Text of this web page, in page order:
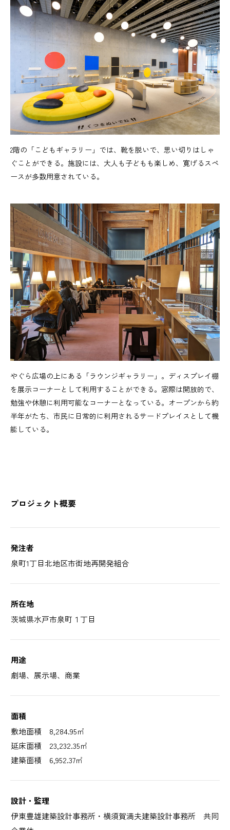
2階の「こどもギャラリー」では、靴を脱いで、思い切りはしゃ
ぐことができる。施設には、大人も子どもも楽しめ、寛げるスペ
ースが多数用意されている。
やぐら広場の上にある「ラウンジギャラリー」。ディスプレイ棚
を展示コーナーとして利用することができる。窓際は開放的で、
勉強や休憩に利用可能なコーナーとなっている。オープンから約
半年がたち、市民に日常的に利用されるサードプレイスとして機
能している。
プロジェクト概要
発注者
泉町1丁目北地区市街地再開発組合
所在地
茨城県水戸市泉町１丁目
用途
劇場、展示場、商業
面積
敷地面積 8,284.95㎡
延床面積 23,232.35㎡
建築面積 6,952.37㎡
設計・監理
伊東豊雄建築設計事務所・横須賀満夫建築設計事務所 共同